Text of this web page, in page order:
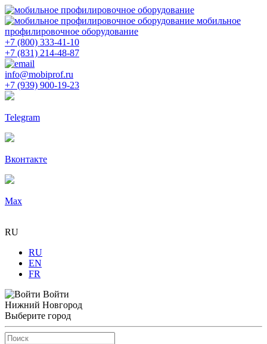
мобильное
профилировочное оборудование
+7 (800) 333-41-10
+7 (831) 214-48-87
info@mobiprof.ru
+7 (939) 900-19-23
Telegram
Вконтакте
Max
RU
RU
EN
FR
Войти
Нижний Новгород
Выберите город